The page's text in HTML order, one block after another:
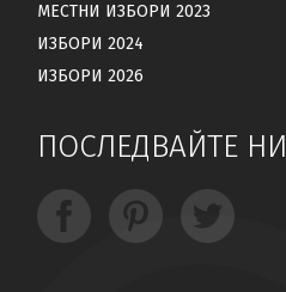
МЕСТНИ ИЗБОРИ 2023
ИЗБОРИ 2024
ИЗБОРИ 2026
ПОСЛЕДВАЙТЕ НИ